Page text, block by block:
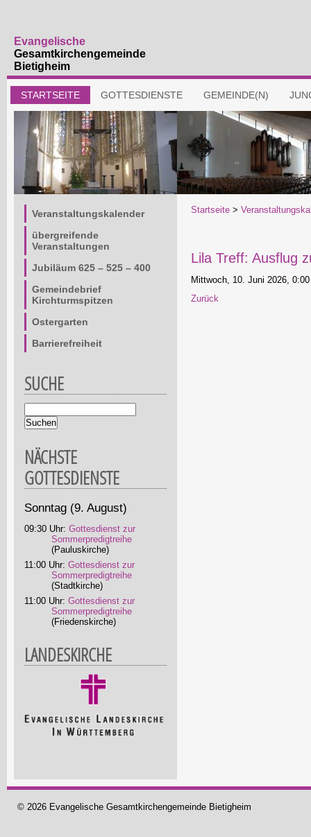
Evangelische
Gesamtkirchengemeinde
Bietigheim
Navigation
überspringen
STARTSEITE GOTTESDIENSTE GEMEINDE(N)
Startseite >
Lila Treff: Ausflug
Mittwoch, 10. Juni 2026,
Zurück
Navigation
überspringen
Veranstaltungskalender
übergreifende
Veranstaltungen
Jubiläum 625 – 525 – 400
Gemeindebrief
Kirchturmspitzen
Ostergarten
Barrierefreiheit
SUCHE
NÄCHSTE
GOTTESDIENSTE
Sonntag (9. August)
09:30 Uhr: Gottesdienst zur
Sommerpredigtreihe
(Pauluskirche)
11:00 Uhr: Gottesdienst zur
Sommerpredigtreihe
(Stadtkirche)
11:00 Uhr: Gottesdienst zur
Sommerpredigtreihe
(Friedenskirche)
LANDESKIRCHE
© 2026 Evangelische Gesamtkirchengemeinde Bietigheim